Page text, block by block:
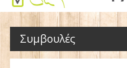
Συμβουλές